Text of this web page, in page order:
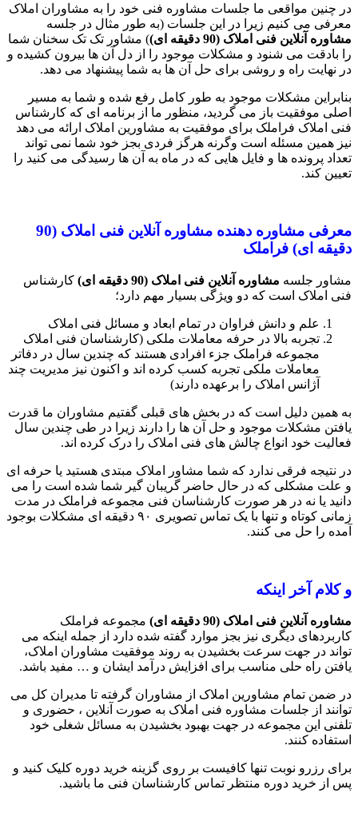
در چنین مواقعی ما جلسات مشاوره فنی خود را به مشاوران املاک
معرفی می کنیم زیرا در این جلسات (به طور مثال در جلسه
مشاوره آنلاین فنی املاک (90 دقیقه ای)) مشاور تک تک سخنان شما
را بادقت می شنود و مشکلات موجود را از دل آن ها بیرون کشیده و
در نهایت راه و روشی برای حل آن ها به شما پیشنهاد می دهد.
بنابراین مشکلات موجود به طور کامل رفع شده و شما به مسیر
اصلی موفقیت باز می گردید، منظور ما از برنامه ای که کارشناس
فنی املاک فراملک برای موفقیت به مشاورین املاک ارائه می دهد
نیز همین مسئله است وگرنه هرگز فردی بجز خود شما نمی تواند
تعداد پرونده ها و فایل هایی که در ماه به آن ها رسیدگی می کنید را
تعیین کند.
معرفی مشاوره دهنده مشاوره آنلاین فنی املاک (90
دقیقه ای) فراملک
مشاور جلسه مشاوره آنلاین فنی املاک (90 دقیقه ای) کارشناس
فنی املاک است که دو ویژگی بسیار مهم دارد؛
علم و دانش فراوان در تمام ابعاد و مسائل فنی املاک
تجربه بالا در حرفه معاملات ملکی (کارشناسان فنی املاک
مجموعه فراملک جزء افرادی هستند که چندین سال در دفاتر
معاملات ملکی تجربه کسب کرده اند و اکنون نیز مدیریت چند
آژانس املاک را برعهده دارند)
به همین دلیل است که در بخش های قبلی گفتیم مشاوران ما قدرت
یافتن مشکلات موجود و حل آن ها را دارند زیرا در طی چندین سال
فعالیت خود انواع چالش های فنی املاک را درک کرده اند.
در نتیجه فرقی ندارد که شما مشاور املاک مبتدی هستید یا حرفه ای
و علت مشکلی که در حال حاضر گریبان گیر شما شده است را می
دانید یا نه در هر صورت کارشناسان فنی مجموعه فراملک در مدت
زمانی کوتاه و تنها با یک تماس تصویری ۹۰ دقیقه ای مشکلات بوجود
آمده را حل می کنند.
و کلام آخر اینکه
مشاوره آنلاین فنی املاک (90 دقیقه ای) مجموعه فراملک
کاربردهای دیگری نیز بجز موارد گفته شده دارد از جمله اینکه می
تواند در جهت سرعت بخشیدن به روند موفقیت مشاوران املاک،
یافتن راه حلی مناسب برای افزایش درآمد ایشان و … مفید باشد.
در ضمن تمام مشاورین املاک از مشاوران گرفته تا مدیران کل می
توانند از جلسات مشاوره فنی املاک به صورت آنلاین ، حضوری و
تلفنی این مجموعه در جهت بهبود بخشیدن به مسائل شغلی خود
استفاده کنند.
برای رزرو نوبت تنها کافیست بر روی گزینه خرید دوره کلیک کنید و
پس از خرید دوره منتظر تماس کارشناسان فنی ما باشید.